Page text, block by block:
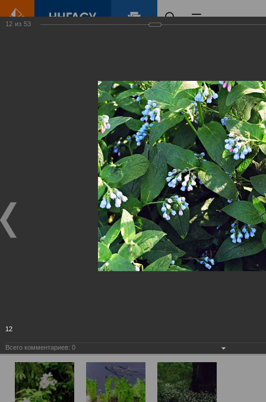
Виртуальные
выставки
(фотоальбомы)
12 из 53
12
Всего комментариев: 0